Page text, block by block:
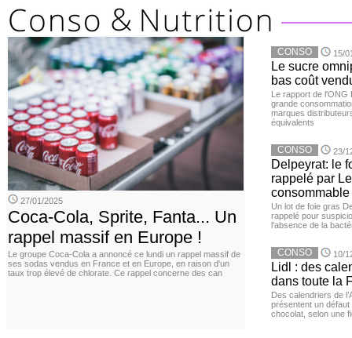
27/01/2025
Coca-Cola, Sprite, Fanta... Un
rappel massif en Europe !
Le groupe Coca-Cola a annoncé ce lundi un rappel massif de
ses sodas vendus en France et en Europe, en raison d'un
taux trop élevé de chlorate. Ce rappel concerne des can
CONSO 15/
Le sucre
bas coût
Le rapport de l'ONG
grande
marques
équivalents
CONSO 23/
Delpeyrat: le
rappelé par
consommable
Un lot de foie gras
rappelé pour
l'absence de la
CONSO 10/
Lidl : des
dans toute la
Des calendriers de
présentent un défaut
chocolat, selon une